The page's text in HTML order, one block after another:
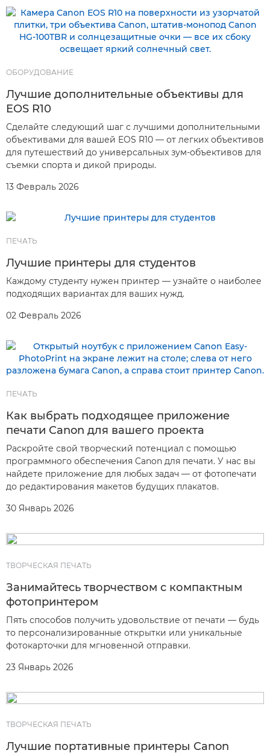
ОБОРУДОВАНИЕ
Лучшие дополнительные объективы для
EOS R10
Сделайте следующий шаг с лучшими дополнительными
объективами для вашей EOS R10 — от легких объективов
для путешествий до универсальных зум-объективов для
съемки спорта и дикой природы.
13 Февраль 2026
ПЕЧАТЬ
Лучшие принтеры для студентов
Каждому студенту нужен принтер — узнайте о наиболее
подходящих вариантах для ваших нужд.
02 Февраль 2026
ПЕЧАТЬ
Как выбрать подходящее приложение
печати Canon для вашего проекта
Раскройте свой творческий потенциал с помощью
программного обеспечения Canon для печати. У нас вы
найдете приложение для любых задач — от фотопечати
до редактирования макетов будущих плакатов.
30 Январь 2026
ТВОРЧЕСКАЯ ПЕЧАТЬ
Занимайтесь творчеством с компактным
фотопринтером
Пять способов получить удовольствие от печати — будь
то персонализированные открытки или уникальные
фотокарточки для мгновенной отправки.
23 Январь 2026
ТВОРЧЕСКАЯ ПЕЧАТЬ
Лучшие портативные принтеры Canon